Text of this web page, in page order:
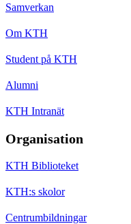
Samverkan
Om KTH
Student på KTH
Alumni
KTH Intranät
Organisation
KTH Biblioteket
KTH:s skolor
Centrumbildningar